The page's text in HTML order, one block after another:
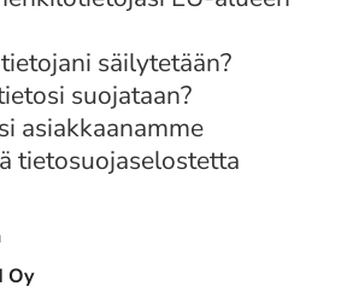
säilytetään?
suojataan?
asiakkaanamme
tietosuojaselostetta
Oy